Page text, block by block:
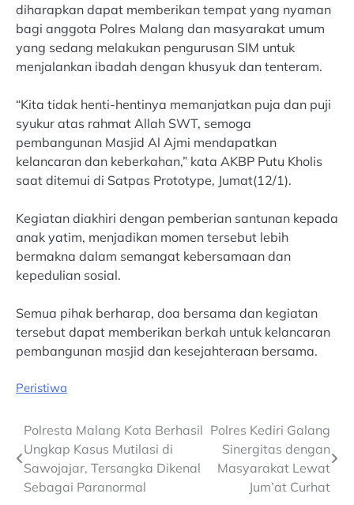
diharapkan dapat memberikan tempat yang nyaman
bagi anggota Polres Malang dan masyarakat umum
yang sedang melakukan pengurusan SIM untuk
menjalankan ibadah dengan khusyuk dan tenteram.
“Kita tidak henti-hentinya memanjatkan puja dan puji
syukur atas rahmat Allah SWT, semoga
pembangunan Masjid Al Ajmi mendapatkan
kelancaran dan keberkahan,” kata AKBP Putu Kholis
saat ditemui di Satpas Prototype, Jumat(12/1).
Kegiatan diakhiri dengan pemberian santunan kepada
anak yatim, menjadikan momen tersebut lebih
bermakna dalam semangat kebersamaan dan
kepedulian sosial.
Semua pihak berharap, doa bersama dan kegiatan
tersebut dapat memberikan berkah untuk kelancaran
pembangunan masjid dan kesejahteraan bersama.
Peristiwa
Post
navigation
Polresta Malang Kota Berhasil
Ungkap Kasus Mutilasi di
Sawojajar, Tersangka Dikenal
Sebagai Paranormal
Polres Kediri Galang
Sinergitas dengan
Masyarakat Lewat
Jum’at Curhat